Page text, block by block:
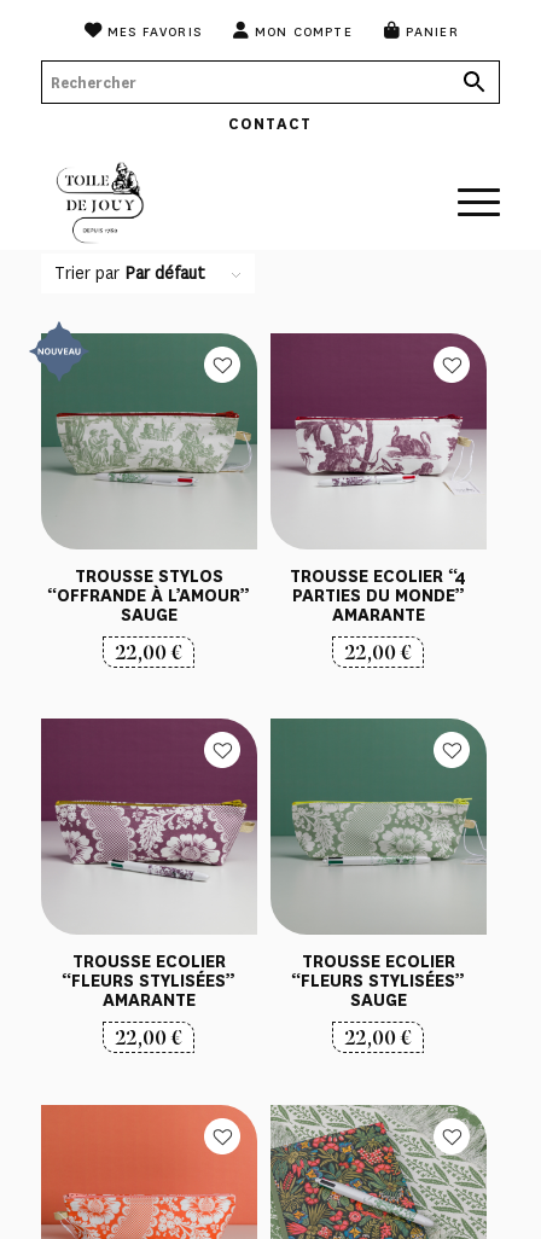
MES FAVORIS MON COMPTE PANIER
CONTACT
Trier par Par défaut
TROUSSE STYLOS
“OFFRANDE À L’AMOUR”
SAUGE
22,00€
TROUSSE ECOLIER “4
PARTIES DU MONDE”
AMARANTE
22,00€
TROUSSE ECOLIER
“FLEURS STYLISÉES”
AMARANTE
22,00€
TROUSSE ECOLIER
“FLEURS STYLISÉES”
SAUGE
22,00€